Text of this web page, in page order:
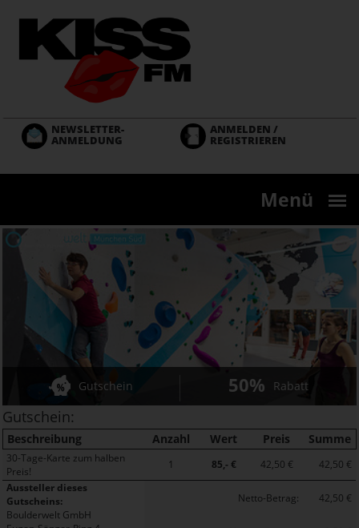
zum
NEWSLETTER-
ANMELDUNG
ANMELDEN /
REGISTRIEREN
Menü
Gutschein 50% Rabatt
Gutschein:
Beschreibung Anzahl Wert Preis Summe
30-Tage-Karte zum halben
Preis!
1 85,- € 42,50 €
42,50 €
Aussteller dieses
Gutscheins:
Boulderwelt GmbH
Netto-Betrag: 42,50 €